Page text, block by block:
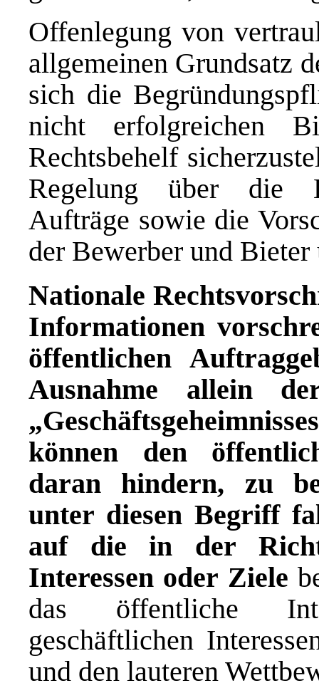
Offenlegung von
allgemeinen Grundsatz
sich die
nicht erfolgreichen
Rechtsbehelf
Regelung über die
Aufträge sowie die
der Bewerber und Bieter
Nationale
Informationen
öffentlichen
Ausnahme allein
können den
daran hindern, zu
unter diesen Begriff
auf die in der
Interessen oder Ziele
das öffentliche
geschäftlichen
und den lauteren